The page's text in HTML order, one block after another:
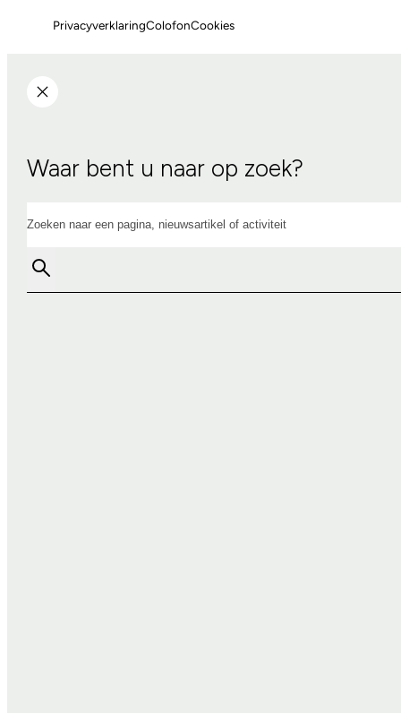
PrivacyverklaringColofonCookies
Waar bent u naar op zoek?